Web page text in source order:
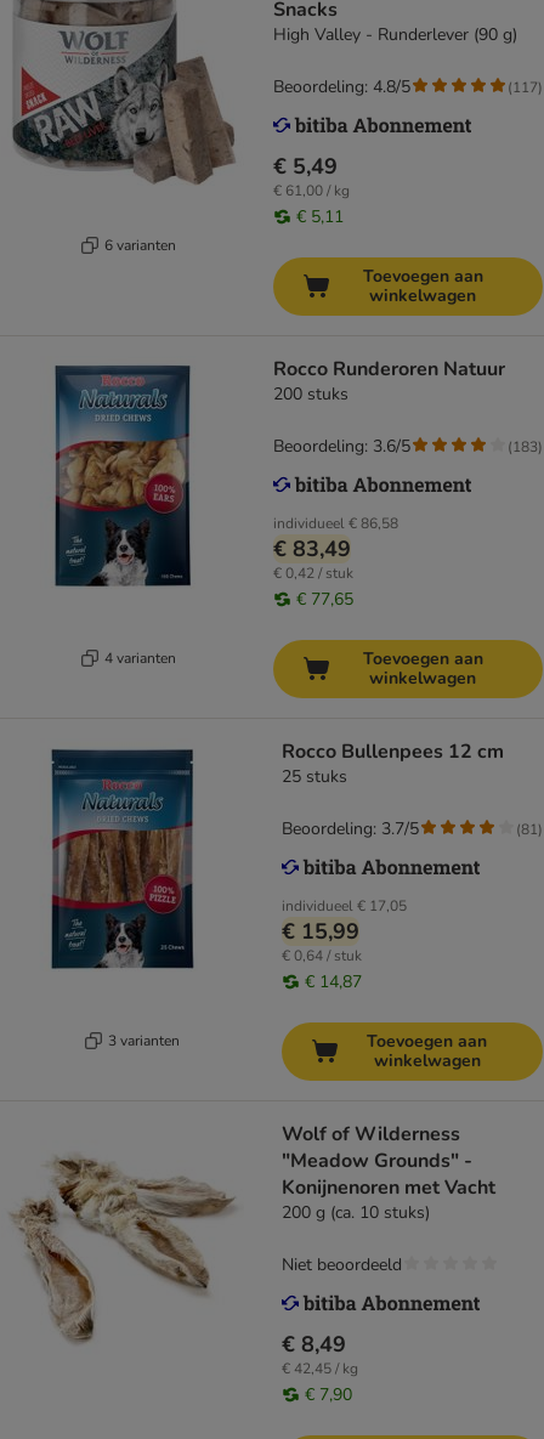
6 varianten
Snacks
High Valley - Runderlever (90 g)
€ 5,49
€ 61,00 / kg
€ 5,11
Beoordeling: 4.8/5 (117)
Toevoegen aan
winkelwagen
4 varianten
Rocco Runderoren Natuur
200 stuks
individueel€ 86,58
€ 83,49
€ 0,42 / stuk
€ 77,65
Beoordeling: 3.6/5 (183)
Toevoegen aan
winkelwagen
3 varianten
Rocco Bullenpees 12 cm
25 stuks
individueel€ 17,05
€ 15,99
€ 0,64 / stuk
€ 14,87
Beoordeling: 3.7/5 (81)
Toevoegen aan
winkelwagen
Wolf of Wilderness
"Meadow Grounds" -
Konijnenoren met Vacht
200 g (ca. 10 stuks)
€ 8,49
€ 42,45 / kg
€ 7,90
Niet beoordeeld